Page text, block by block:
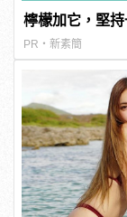
檸檬加它，堅
PR・新素簡